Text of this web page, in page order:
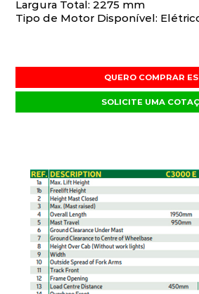
Largura Total: 2275 mm
Tipo de Motor Disponível:
QUERO COMPRAR
SOLICITE UMA